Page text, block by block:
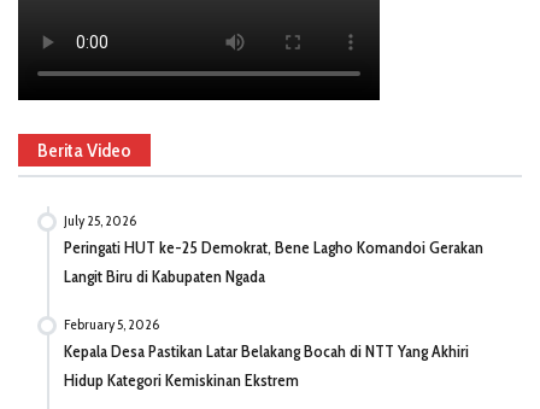
Berita Video
July 25, 2026
Peringati HUT ke-25 Demokrat, Bene Lagho Komandoi Gerakan
Langit Biru di Kabupaten Ngada
February 5, 2026
Kepala Desa Pastikan Latar Belakang Bocah di NTT Yang Akhiri
Hidup Kategori Kemiskinan Ekstrem